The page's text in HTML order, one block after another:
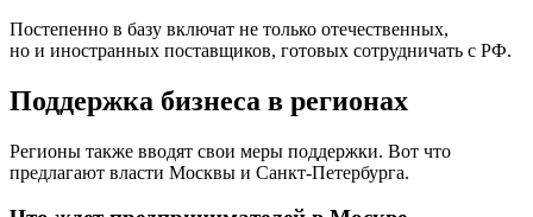
Постепенно в базу включат не только отечественных,
но и иностранных поставщиков, готовых сотрудничать с РФ.
Поддержка бизнеса в регионах
Регионы также вводят свои меры поддержки. Вот что
предлагают власти Москвы и Санкт-Петербурга.